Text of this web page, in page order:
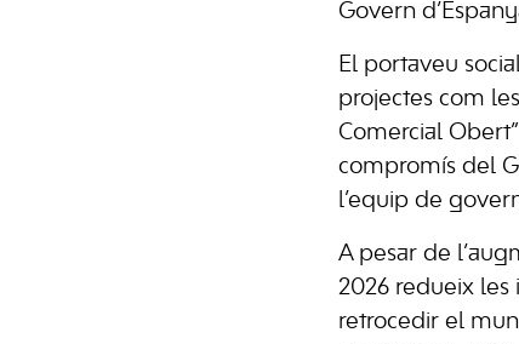
Govern
El portaveu
projectes com
Comercial
compromís del
l’equip de
A pesar de
2026 redueix les
retrocedir el